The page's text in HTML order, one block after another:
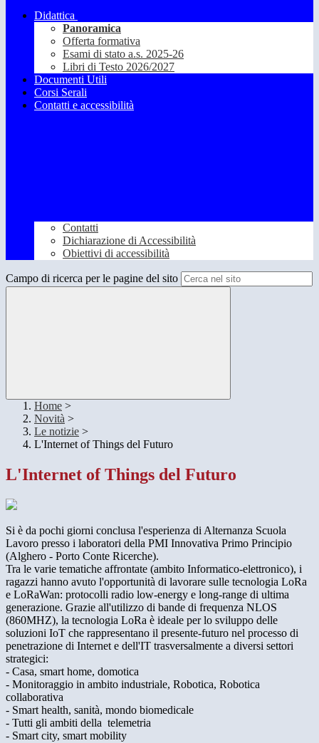
Didattica
Panoramica
Offerta formativa
Esami di stato a.s. 2025-26
Libri di Testo 2026/2027
Documenti Utili
Corsi Serali
Contatti e accessibilità
Contatti
Dichiarazione di Accessibilità
Obiettivi di accessibilità
Campo di ricerca per le pagine del sito
Home >
Novità >
Le notizie >
L'Internet of Things del Futuro
L'Internet of Things del Futuro
Si è da pochi giorni conclusa l'esperienza di Alternanza Scuola
Lavoro presso i laboratori della PMI Innovativa Primo Principio
(Alghero - Porto Conte Ricerche).
Tra le varie tematiche affrontate (ambito Informatico-elettronico), i
ragazzi hanno avuto l'opportunità di lavorare sulle tecnologia LoRa
e LoRaWan: protocolli radio low-energy e long-range di ultima
generazione. Grazie all'utilizzo di bande di frequenza NLOS
(860MHZ), la tecnologia LoRa è ideale per lo sviluppo delle
soluzioni IoT che rappresentano il presente-futuro nel processo di
penetrazione di Internet e dell'IT trasversalmente a diversi settori
strategici:
- Casa, smart home, domotica
- Monitoraggio in ambito industriale, Robotica, Robotica
collaborativa
- Smart health, sanità,​ mondo biomedicale
- Tutti gli ambiti della ​ telemetria
- Smart city, smart mobility